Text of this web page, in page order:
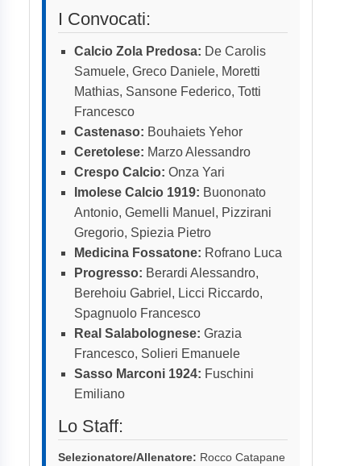
I Convocati:
Calcio Zola Predosa: De Carolis
Samuele, Greco Daniele, Moretti
Mathias, Sansone Federico, Totti
Francesco
Castenaso: Bouhaiets Yehor
Ceretolese: Marzo Alessandro
Crespo Calcio: Onza Yari
Imolese Calcio 1919: Buononato
Antonio, Gemelli Manuel, Pizzirani
Gregorio, Spiezia Pietro
Medicina Fossatone: Rofrano Luca
Progresso: Berardi Alessandro,
Berehoiu Gabriel, Licci Riccardo,
Spagnuolo Francesco
Real Salabolognese: Grazia
Francesco, Solieri Emanuele
Sasso Marconi 1924: Fuschini
Emiliano
Lo Staff:
Selezionatore/Allenatore: Rocco Catapane